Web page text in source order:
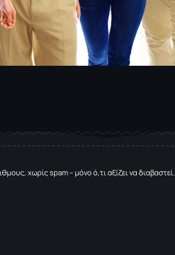
χωρίς spam – μόνο ό,τι αξίζει να διαβαστεί.